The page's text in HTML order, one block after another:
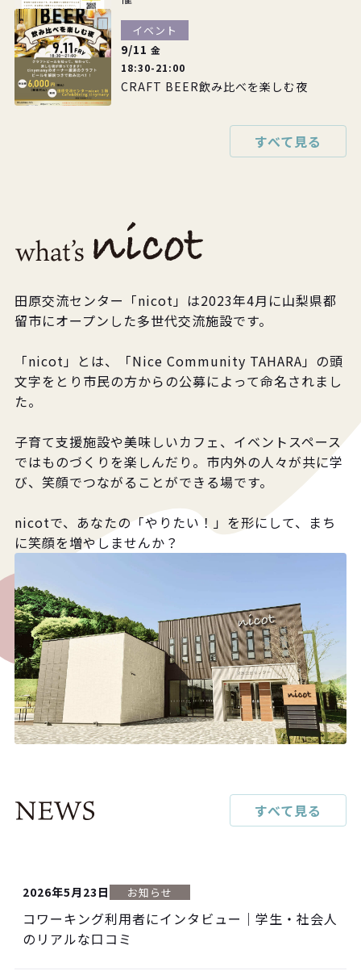
9/11 金
イベント
18:30-21:00
CRAFT BEER飲み比べを楽しむ夜
すべて見る
田原交流センター「nicot」は2023年4月に山梨県都
留市にオープンした多世代交流施設です。
「nicot」とは、「Nice Community TAHARA」の頭
文字をとり市民の方からの公募によって命名されまし
た。
子育て支援施設や美味しいカフェ、イベントスペース
ではものづくりを楽しんだり。市内外の人々が共に学
び、笑顔でつながることができる場です。
nicotで、あなたの「やりたい！」を形にして、まち
に笑顔を増やしませんか？
すべて見る
2026年5月23日 お知らせ
コワーキング利用者にインタビュー｜学生・社会人
のリアルな口コミ